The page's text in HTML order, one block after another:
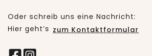
Oder schreib uns eine Nachricht:
Hier geht’s zum Kontaktformular